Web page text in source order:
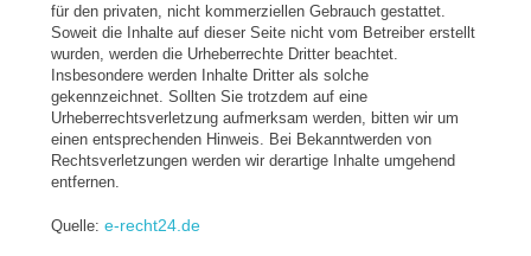
für den privaten, nicht kommerziellen Gebrauch gestattet.
Soweit die Inhalte auf dieser Seite nicht vom Betreiber erstellt
wurden, werden die Urheberrechte Dritter beachtet.
Insbesondere werden Inhalte Dritter als solche
gekennzeichnet. Sollten Sie trotzdem auf eine
Urheberrechtsverletzung aufmerksam werden, bitten wir um
einen entsprechenden Hinweis. Bei Bekanntwerden von
Rechtsverletzungen werden wir derartige Inhalte umgehend
entfernen.
Quelle:e-recht24.de